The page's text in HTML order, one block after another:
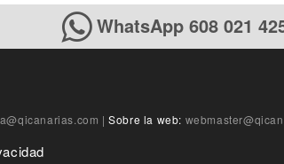
WhatsApp 608 021
| Sobre la web: